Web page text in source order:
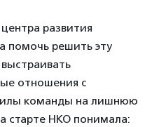
развития
помочь решить эту
отношения с
команды на лишнюю
старте НКО понимала: